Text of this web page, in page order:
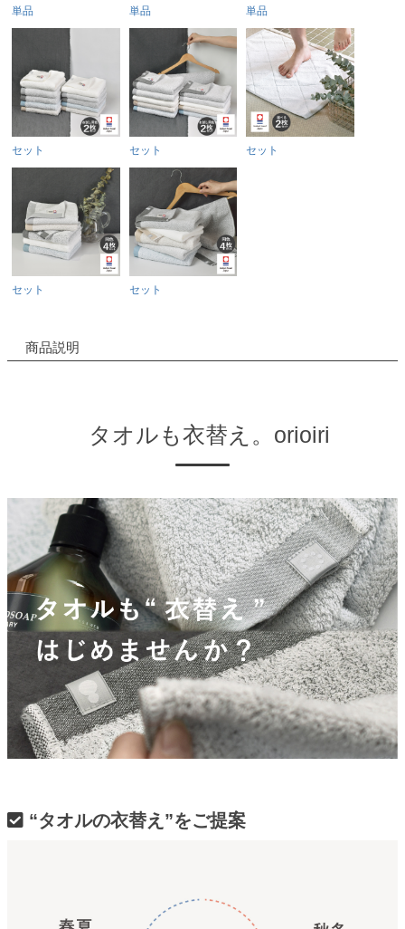
単品 単品 単品
セット セット セット
セット セット
商品説明
タオルも衣替え。orioiri
“タオルの衣替え”をご提案